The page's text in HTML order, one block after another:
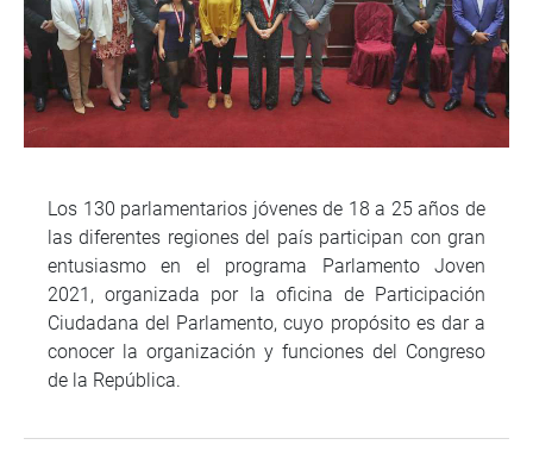
Los 130 parlamentarios jóvenes de 18 a 25 años de
las diferentes regiones del país participan con gran
entusiasmo en el programa Parlamento Joven
2021, organizada por la oficina de Participación
Ciudadana del Parlamento, cuyo propósito es dar a
conocer la organización y funciones del Congreso
de la República.